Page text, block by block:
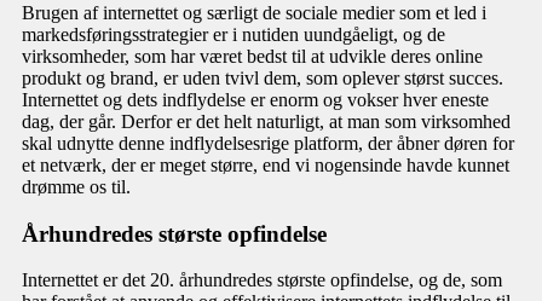
Brugen af internettet og særligt de sociale medier som et led i
markedsføringsstrategier er i nutiden uundgåeligt, og de
virksomheder, som har været bedst til at udvikle deres online
produkt og brand, er uden tvivl dem, som oplever størst succes.
Internettet og dets indflydelse er enorm og vokser hver eneste
dag, der går. Derfor er det helt naturligt, at man som virksomhed
skal udnytte denne indflydelsesrige platform, der åbner døren for
et netværk, der er meget større, end vi nogensinde havde kunnet
drømme os til.
Århundredes største opfindelse
Internettet er det 20. århundredes største opfindelse, og de, som